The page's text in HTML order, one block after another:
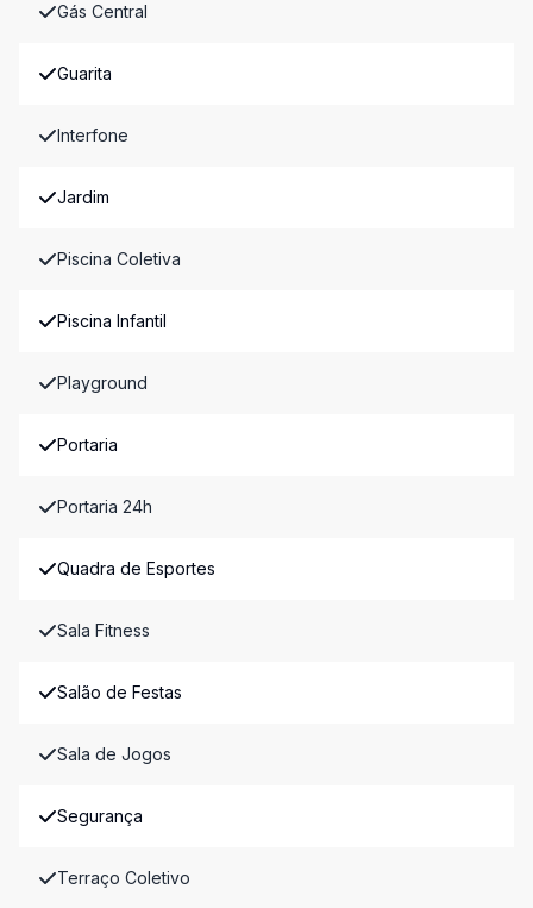
Gás Central
Guarita
Interfone
Jardim
Piscina Coletiva
Piscina Infantil
Playground
Portaria
Portaria 24h
Quadra de Esportes
Sala Fitness
Salão de Festas
Sala de Jogos
Segurança
Terraço Coletivo